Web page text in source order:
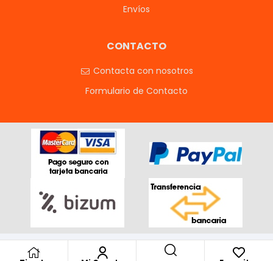
Envíos
CONTACTO
Contacta con nosotros
Formulario de Contacto